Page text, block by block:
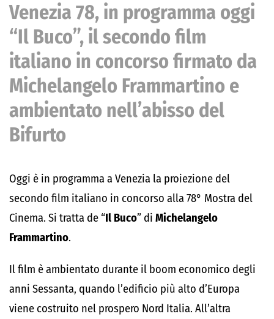
Venezia 78, in programma oggi
“Il Buco”, il secondo film
italiano in concorso firmato da
Michelangelo Frammartino e
ambientato nell’abisso del
Bifurto
Oggi è in programma a Venezia la proiezione del
secondo film italiano in concorso alla 78° Mostra del
Cinema. Si tratta de “Il Buco” di Michelangelo
Frammartino.
Il film è ambientato durante il boom economico degli
anni Sessanta, quando l’edificio più alto d’Europa
viene costruito nel prospero Nord Italia. All’altra